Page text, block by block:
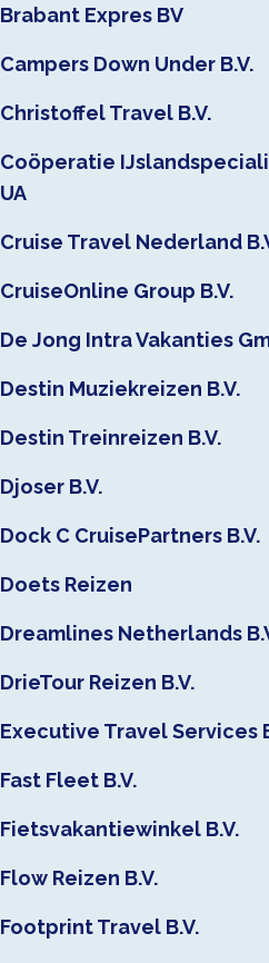
Brabant Expres BV
Campers Down Under B.V.
Christoffel Travel B.V.
Coöperatie
UA
Cruise Travel Nederland
CruiseOnline Group B.V.
De Jong Intra Vakanties
Destin Muziekreizen B.V.
Destin Treinreizen B.V.
Djoser B.V.
Dock C CruisePartners B.V.
Doets Reizen
Dreamlines Netherlands
DrieTour Reizen B.V.
Executive Travel Services
Fast Fleet B.V.
Fietsvakantiewinkel B.V.
Flow Reizen B.V.
Footprint Travel B.V.